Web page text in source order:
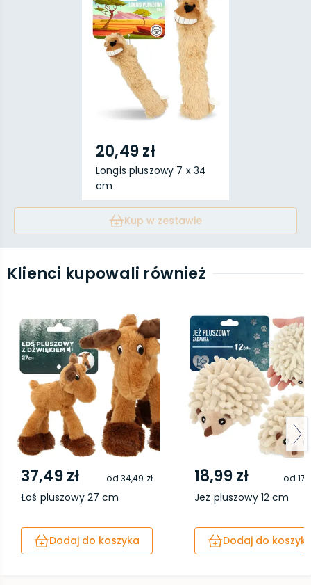
20,49 zł
Longis pluszowy 7 x 34
cm
Kup w zestawie
Klienci kupowali również
37,49 zł od 34,49 zł
Łoś pluszowy 27 cm
Dodaj do koszyka
18,99 zł od
Jeż pluszowy 12 cm
Dodaj do